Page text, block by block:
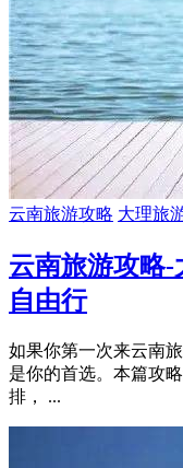
云南旅游攻略 大理旅
云南旅游攻略-
自由行
如果你第一次来云南
是你的首选。本篇攻
排， ...